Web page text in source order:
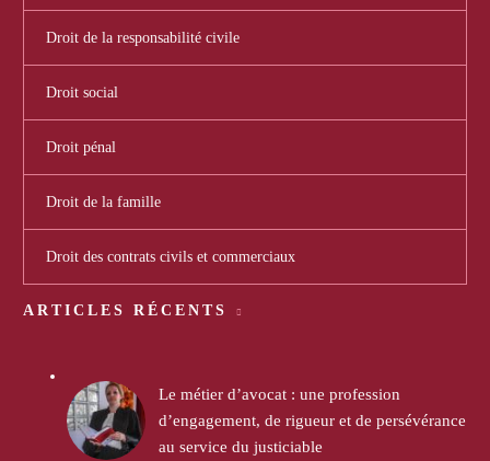
Droit de la responsabilité civile
Droit social
Droit pénal
Droit de la famille
Droit des contrats civils et commerciaux
ARTICLES RÉCENTS
Le métier d’avocat : une profession
d’engagement, de rigueur et de persévérance
au service du justiciable